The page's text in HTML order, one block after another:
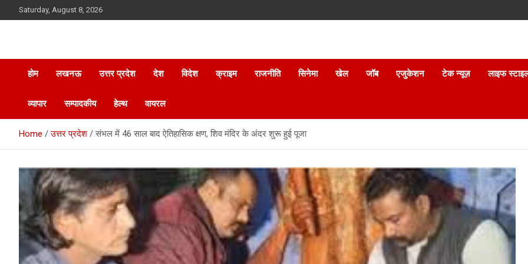
to
Saturday, August 8, 2026
होम लखनऊ उत्तर प्रदेश देश विदेश क्राइम राजनीति सिनेमा खेल जॉब एजुकेशन टेक न्यूज़ लाइफ
व्यापार सम्पादकीय हेल्थ वायरल
Home उत्तर प्रदेश संभल में 46 साल बाद ऐतिहासिक क्षण, शिव मंदिर के अंदर शुरू हुई पूजा